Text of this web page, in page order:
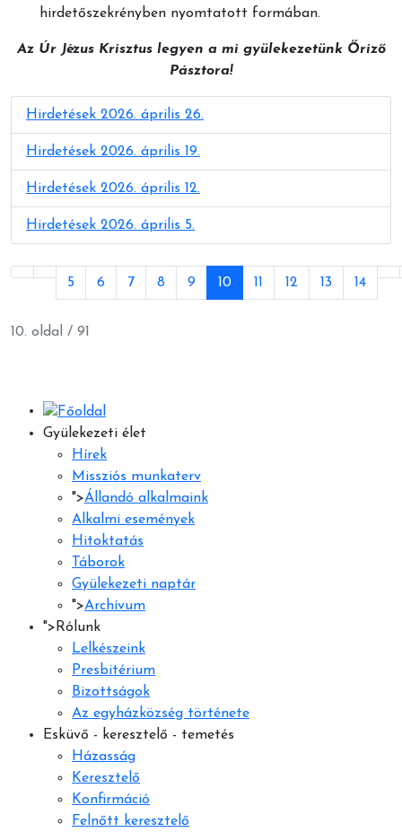
hirdetőszekrényben nyomtatott formában.
Az Úr Jézus Krisztus legyen a mi gyülekezetünk Őriző
Pásztora!
Hirdetések 2026. április 26.
Hirdetések 2026. április 19.
Hirdetések 2026. április 12.
Hirdetések 2026. április 5.
5 6 7 8 9 10 11 12 13 14
10. oldal / 91
Gyülekezeti élet
Hírek
Missziós munkaterv
">Állandó alkalmaink
Alkalmi események
Hitoktatás
Táborok
Gyülekezeti naptár
">Archívum
"> Rólunk
Lelkészeink
Presbitérium
Bizottságok
Az egyházközség története
Esküvő - keresztelő - temetés
Házasság
Keresztelő
Konfirmáció
Felnőtt keresztelő